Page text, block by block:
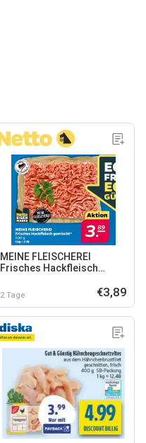
MEINE FLEISCHEREI
Frisches Hackfleisch
2 Tage €3,89